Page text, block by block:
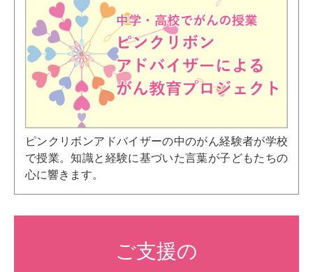
ピンクリボンアドバイザーの中のがん経験者が学校
で授業。知識と経験に基づいた言葉が子どもたちの
心に響きます。
ご支援の